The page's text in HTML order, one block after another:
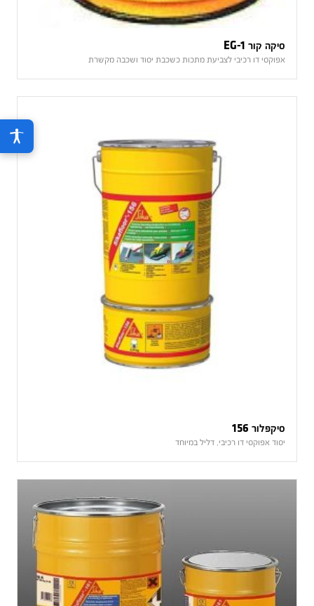
סיקה קור EG-1
אפוקסי דו רכיבי לצביעת מתכות כשכבת יסוד ושכבה מקשרת
סיקפלור 156
יסוד אפוקסי דו רכיבי, דליל במיוחד